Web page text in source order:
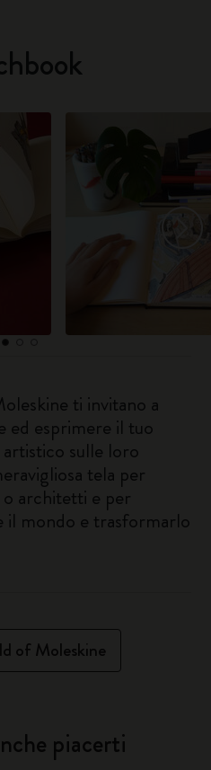
ti invitano a
ed esprimere il tuo
sulle loro
tela per
architetti e per
il mondo e trasformarlo
of Moleskine
piacerti